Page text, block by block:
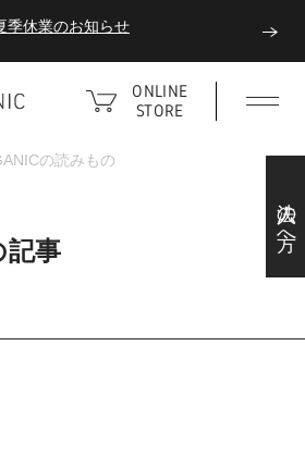
季休業のお知らせ
夏をアクティブに楽しむ夏タオル
夏季休業のお知らせ
ONLINE
STORE
法人の方へ
の読みもの
記事